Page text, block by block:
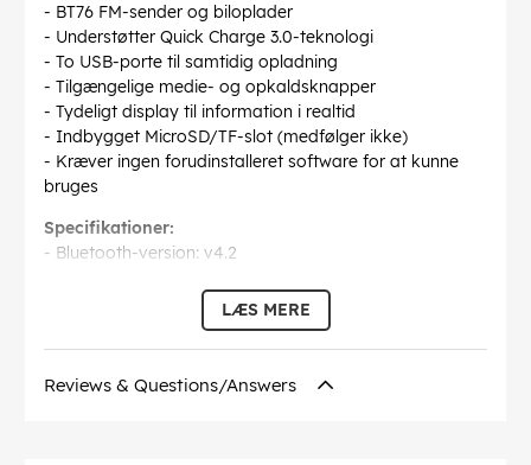
- BT76 FM-sender og biloplader
- Understøtter Quick Charge 3.0-teknologi
- To USB-porte til samtidig opladning
- Tilgængelige medie- og opkaldsknapper
- Tydeligt display til information i realtid
- Indbygget MicroSD/TF-slot (medfølger ikke)
- Kræver ingen forudinstalleret software for at kunne
bruges
Specifikationer:
- Bluetooth-version: v4.2
- Understøttede formater: .mp3; .wma
- Maks. MicroSD-kortkapacitet: 32 GB
- Grænseflader: 2xUSB, AUX, MicroSD
LÆS MERE
Reviews & Questions/Answers